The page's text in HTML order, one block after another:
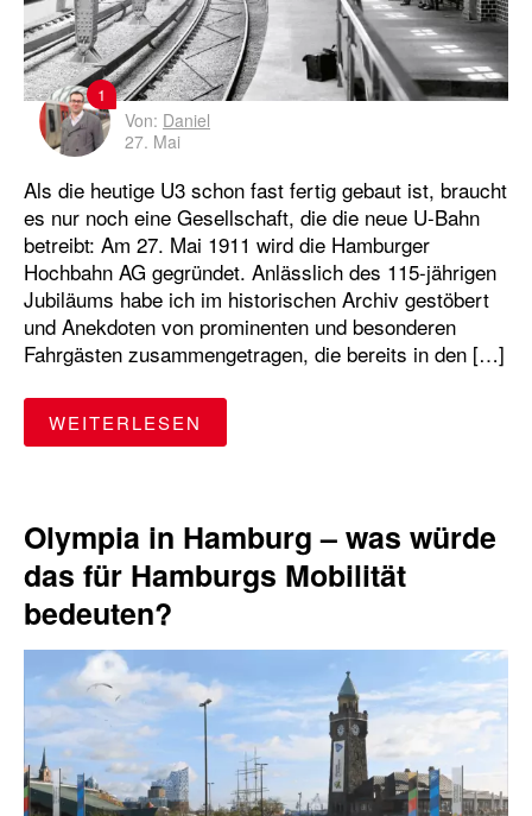
Hochbahn-Wache Horner Geest HVV
Hybridbusse Innovative Antriebe
Komplementäre Mobilität
Notrufsäule Oldenfelde Sicherheit
Streckensperrungen switchh Ticket
U-Bahn U-Bahn-Ausbau U1 U2
U3 U4 U5 Wandsbek-Gartenstadt
1
Von: Daniel
27. Mai
Als die heutige U3 schon fast fertig gebaut ist, braucht
es nur noch eine Gesellschaft, die die neue U-Bahn
betreibt: Am 27. Mai 1911 wird die Hamburger
Hochbahn AG gegründet. Anlässlich des 115-jährigen
Jubiläums habe ich im historischen Archiv gestöbert
und Anekdoten von prominenten und besonderen
Fahrgästen zusammengetragen, die bereits in den […]
WEITERLESEN
Olympia in Hamburg – was würde
das für Hamburgs Mobilität
bedeuten?